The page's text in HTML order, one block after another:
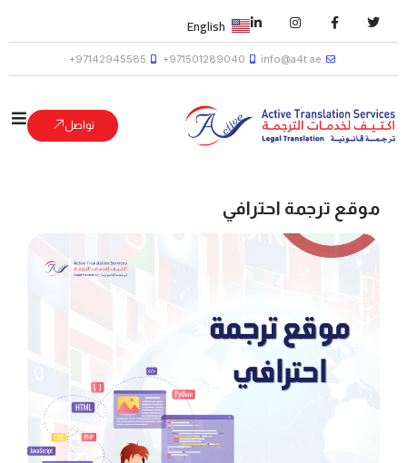
info@a4t.ae
971501289040+
97142945585+
English
تواصل
موقع ترجمة احترافي